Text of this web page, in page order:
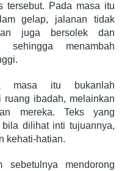
tersebut. Pada masa itu
gelap, jalanan tidak
juga bersolek dan
sehingga menambah
masa itu bukanlah
ruang ibadah, melainkan
mereka. Teks yang
dilihat inti tujuannya,
kehati-hatian.
sebetulnya mendorong